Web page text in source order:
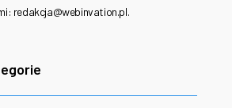
redakcja@webinvation.pl.